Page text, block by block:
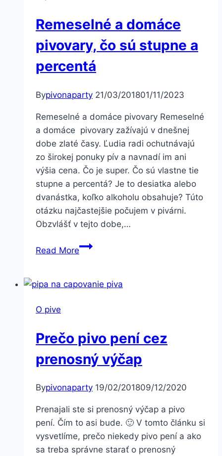
Remeselné a domáce
pivovary, čo sú stupne a
percentá
Bypivonaparty 21/03/201801/11/2023
Remeselné a domáce pivovary Remeselné
a domáce pivovary zažívajú v dnešnej
dobe zlaté časy. Ľudia radi ochutnávajú
zo širokej ponuky pív a navnadí im ani
výšia cena. Čo je super. Čo sú vlastne tie
stupne a percentá? Je to desiatka alebo
dvanástka, koľko alkoholu obsahuje? Túto
otázku najčastejšie počujem v pivárni.
Obzvlášť v tejto dobe,…
Read MoreRemeselné
pivovary,
a
percentá
O pive
Prečo pivo pení cez
prenosný výčap
Bypivonaparty 19/02/201809/12/2020
Prenajali ste si prenosný výčap a pivo
pení. Čím to asi bude. 🙂 V tomto článku si
vysvetlíme, prečo niekedy pivo pení a ako
sa treba správne starať o prenosný